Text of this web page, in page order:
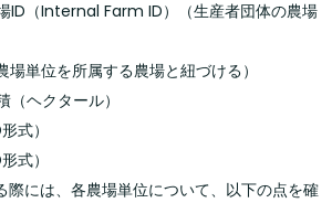
ID（Internal Farm ID）（生産者団体の農場
場単位を所属する農場と紐づける）
（ヘクタール）
式）
式）
際には、各農場単位について、以下の点を確